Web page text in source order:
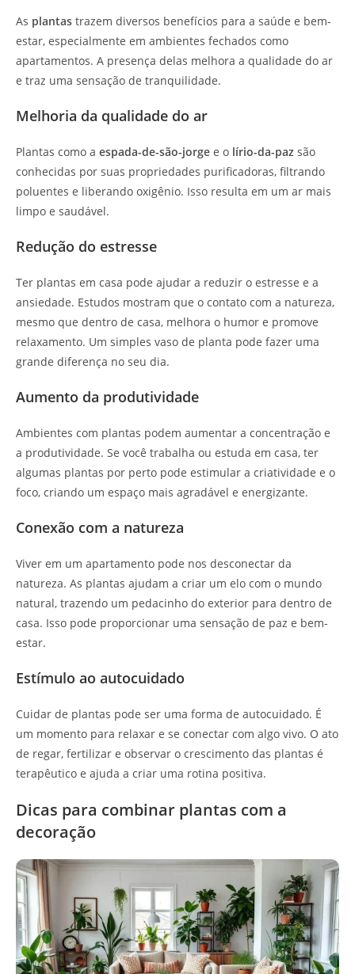
As plantas trazem diversos benefícios para a saúde e bem-
estar, especialmente em ambientes fechados como
apartamentos. A presença delas melhora a qualidade do ar
e traz uma sensação de tranquilidade.
Melhoria da qualidade do ar
Plantas como a espada-de-são-jorge e o lírio-da-paz são
conhecidas por suas propriedades purificadoras, filtrando
poluentes e liberando oxigênio. Isso resulta em um ar mais
limpo e saudável.
Redução do estresse
Ter plantas em casa pode ajudar a reduzir o estresse e a
ansiedade. Estudos mostram que o contato com a natureza,
mesmo que dentro de casa, melhora o humor e promove
relaxamento. Um simples vaso de planta pode fazer uma
grande diferença no seu dia.
Aumento da produtividade
Ambientes com plantas podem aumentar a concentração e
a produtividade. Se você trabalha ou estuda em casa, ter
algumas plantas por perto pode estimular a criatividade e o
foco, criando um espaço mais agradável e energizante.
Conexão com a natureza
Viver em um apartamento pode nos desconectar da
natureza. As plantas ajudam a criar um elo com o mundo
natural, trazendo um pedacinho do exterior para dentro de
casa. Isso pode proporcionar uma sensação de paz e bem-
estar.
Estímulo ao autocuidado
Cuidar de plantas pode ser uma forma de autocuidado. É
um momento para relaxar e se conectar com algo vivo. O ato
de regar, fertilizar e observar o crescimento das plantas é
terapêutico e ajuda a criar uma rotina positiva.
Dicas para combinar plantas com a
decoração